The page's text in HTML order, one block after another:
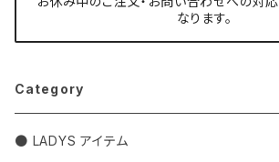
なります。
Category
● LADYS アイテム